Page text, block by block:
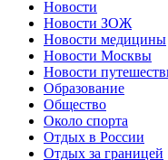
Новости
Новости ЗОЖ
Новости медицины
Новости Москвы
Новости
Образование
Общество
Около спорта
Отдых в России
Отдых за границей